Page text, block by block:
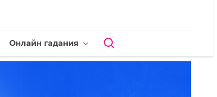
Онлайн гадания